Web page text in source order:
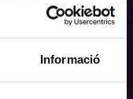
Informació